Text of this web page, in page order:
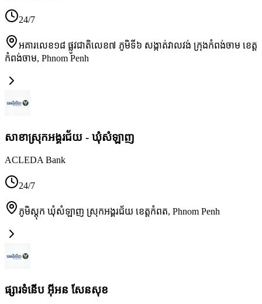
24/7
អគារលេខ១៨ ផ្លូវជាតិលេខ៧ ភូមិទី៦ សង្កាត់វាលវង់ ក្រុងកំពង់ចាម ខេត្ត
កំពង់ចាម, Phnom Penh
សាខាស្រុកអង្គរជ័យ - ឃុំសំឡាញ
ACLEDA Bank
24/7
ភូមិស្តុក ឃុំសំឡាញ ស្រុកអង្គរជ័យ ខេត្តកំពត, Phnom Penh
ផ្សារទំនើប អ៊ីអន សែនសុខ